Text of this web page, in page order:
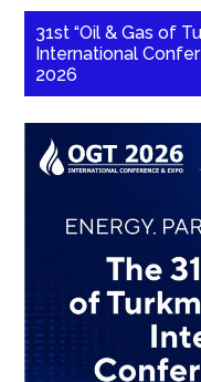
31st “Oil & Gas of
International
2026